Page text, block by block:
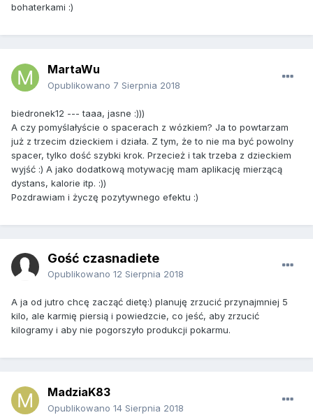
bohaterkami :)
MartaWu
Opublikowano 7 Sierpnia 2018
biedronek12 --- taaa, jasne :)))
A czy pomyślałyście o spacerach z wózkiem? Ja to powtarzam
już z trzecim dzieckiem i działa. Z tym, że to nie ma być powolny
spacer, tylko dość szybki krok. Przecież i tak trzeba z dzieckiem
wyjść :) A jako dodatkową motywację mam aplikację mierzącą
dystans, kalorie itp. :))
Pozdrawiam i życzę pozytywnego efektu :)
Gość czasnadiete
Opublikowano 12 Sierpnia 2018
A ja od jutro chcę zacząć dietę:) planuję zrzucić przynajmniej 5
kilo, ale karmię piersią i powiedzcie, co jeść, aby zrzucić
kilogramy i aby nie pogorszyło produkcji pokarmu.
MadziaK83
Opublikowano 14 Sierpnia 2018